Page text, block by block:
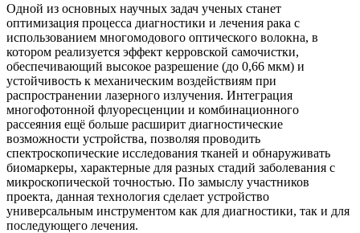
Одной из основных научных задач ученых станет
оптимизация процесса диагностики и лечения рака с
использованием многомодового оптического волокна, в
котором реализуется эффект керровской самочистки,
обеспечивающий высокое разрешение (до 0,66 мкм) и
устойчивость к механическим воздействиям при
распространении лазерного излучения. Интеграция
многофотонной флуоресценции и комбинационного
рассеяния ещё больше расширит диагностические
возможности устройства, позволяя проводить
спектроскопические исследования тканей и обнаруживать
биомаркеры, характерные для разных стадий заболевания с
микроскопической точностью. По замыслу участников
проекта, данная технология сделает устройство
универсальным инструментом как для диагностики, так и для
последующего лечения.